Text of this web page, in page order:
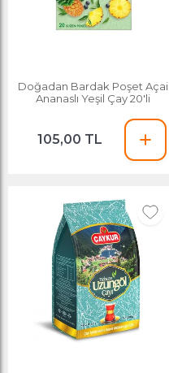
Doğadan Bardak Poşet Açai
Ananaslı Yeşil Çay 20'li
105,00 TL